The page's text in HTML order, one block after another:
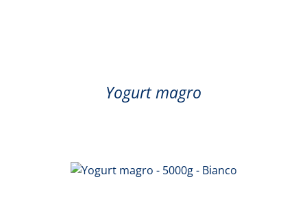
Yogurt magro